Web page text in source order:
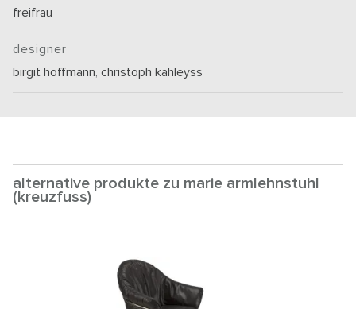
freifrau
designer
birgit hoffmann,christoph kahleyss
alternative produkte zu marie armlehnstuhl
(kreuzfuss)